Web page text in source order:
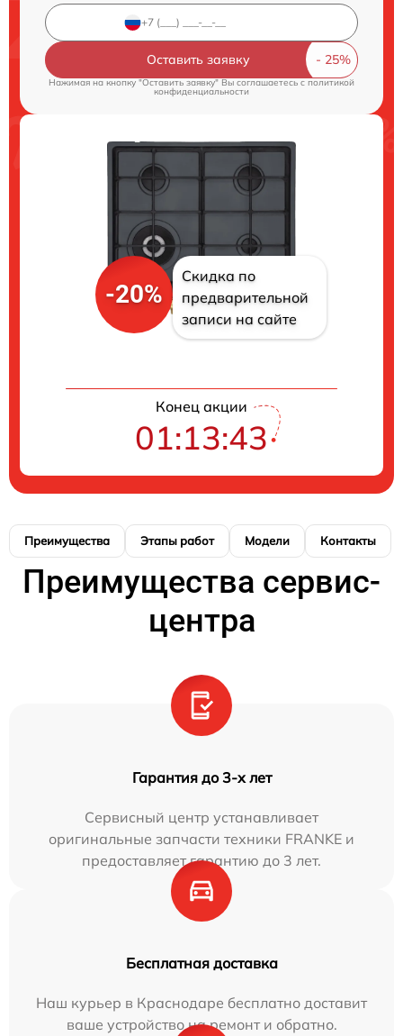
Оставить заявку
Нажимая на кнопку "Оставить заявку" Вы соглашаетесь cполитикой
конфиденциальности
-20%
Скидка по
предварительной
записи на сайте
Конец акции
01:13:42
Преимущества Этапы работ Модели Контакты
Преимущества сервис-
центра
Гарантия до 3-х лет
Сервисный центр устанавливает
оригинальные запчасти техники FRANKE и
предоставляет гарантию до 3 лет.
Бесплатная доставка
Наш курьер в Краснодаре бесплатно доставит
ваше устройство на ремонт и обратно.